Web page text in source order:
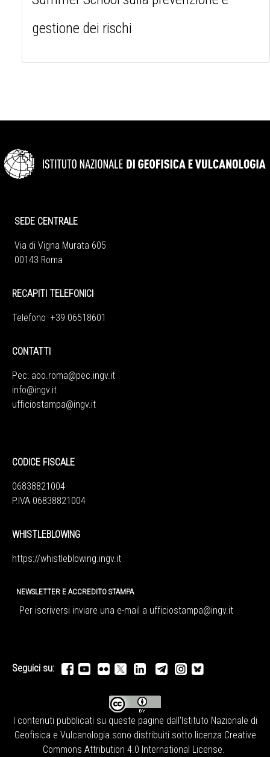
gestione dei rischi
SEDE CENTRALE
Via di Vigna Murata 605
00143 Roma
RECAPITI TELEFONICI
Telefono +39 06518601
CONTATTI
Pec: aoo.roma@pec.ingv.it
info@ingv.it
ufficiostampa@ingv.it
CODICE FISCALE
06838821004
P.IVA 06838821004
WHISTLEBLOWING
https://whistleblowing.ingv.it
NEWSLETTER E ACCREDITO STAMPA
Per iscriversi inviare una e-mail a ufficiostampa@ingv.it
Seguici su:
I contenuti pubblicati su queste pagine dall' Istituto Nazionale di
Geofisica e Vulcanologia sono distribuiti sotto licenza Creative
Commons Attribution 4.0 International License.